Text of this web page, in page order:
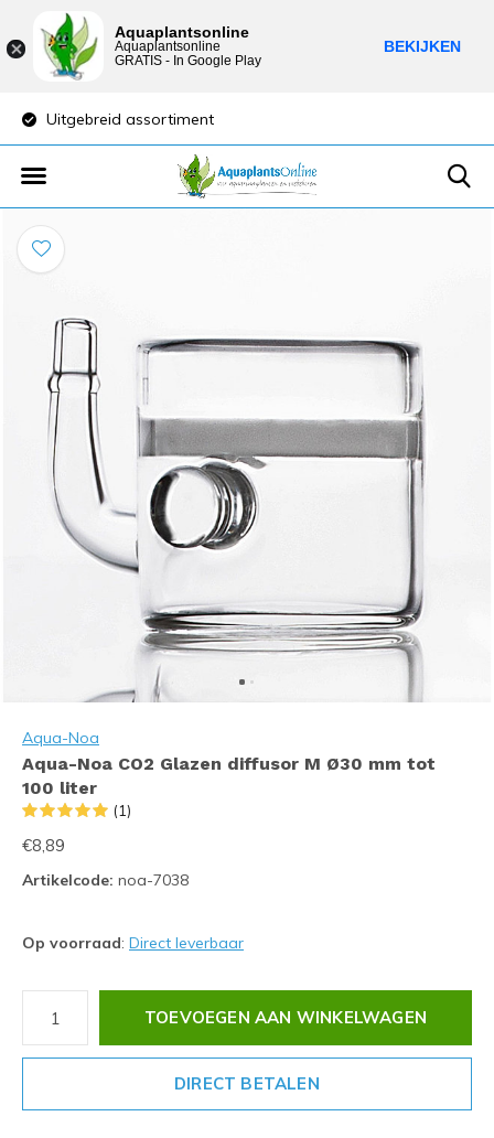
Uitgebreid assortiment
Aqua-Noa
Aqua-Noa CO2 Glazen diffusor M Ø30 mm tot
100 liter
(1)
€8,89
Artikelcode: noa-7038
Op voorraad: Direct leverbaar
TOEVOEGEN AAN WINKELWAGEN
DIRECT BETALEN
Aquaplantsonline
Aquaplantsonline
GRATIS - In Google Play
BEKIJKEN